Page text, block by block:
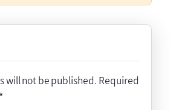
will not be published. Required
*